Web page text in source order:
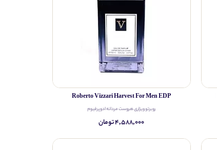
Roberto Vizzari Harvest For Men EDP
روبرتو ویزاری هروست مردانه ادوپرفیوم
۴,۵۸۸,۰۰۰ تومان